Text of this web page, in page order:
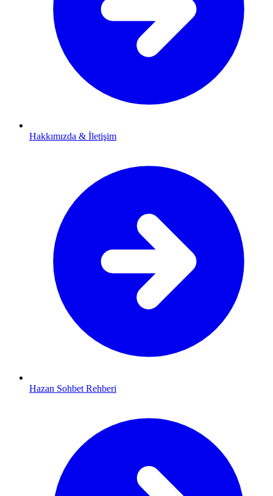
Hakkımızda & İletişim
Hazan Sohbet Rehberi